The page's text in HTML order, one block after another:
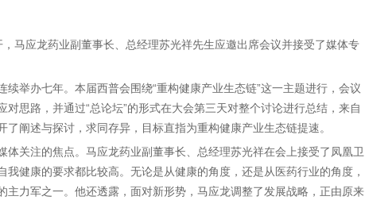
马应龙药业副董事长、总经理苏光祥先生应邀出席会议并接受了媒体专
举办七年。本届西普会围绕“重构健康产业生态链”这一主题进行，会议
思路，并通过“总论坛”的形式在大会第三天对整个讨论进行总结，来自
阐述与探讨，求同存异，目标直指为重构健康产业生态链提速。
关注的焦点。马应龙药业副董事长、总经理苏光祥在会上接受了凤凰卫
健康的要求都比较高。无论是从健康的角度，还是从医药行业的角度，
力军之一。他还透露，面对新形势，马应龙调整了发展战略，正由原来